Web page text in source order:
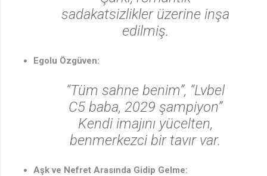
sadakatsizlikler üzerine inşa
edilmiş.
Egolu Özgüven:
“Tüm sahne benim”, “Lvbel
C5 baba, 2029 şampiyon”
Kendi imajını yücelten,
benmerkezci bir tavır var.
Aşk ve Nefret Arasında Gidip Gelme:
♩